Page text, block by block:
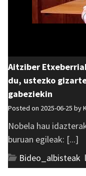
Aitziber
du, ustezko
gabeziekin
Posted on 2025-06-25 by
Nobela hau
buruan egileak: [...]
Bideo_albisteak